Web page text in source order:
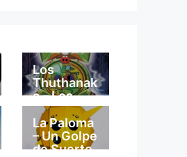
Los
Thuthanak
a – Los
Thuthanak
a
La Paloma
– Un Golpe
de Suerte